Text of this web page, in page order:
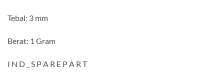
Tebal: 3 mm
Berat: 1 Gram
I N D _ S P A R E P A R T